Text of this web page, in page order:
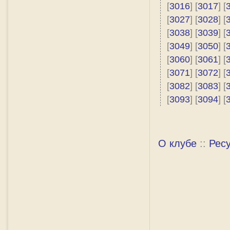
[3016] [3017] [
[3027] [3028] [
[3038] [3039] [
[3049] [3050] [
[3060] [3061] [
[3071] [3072] [
[3082] [3083] [
[3093] [3094] [
О клубе ::